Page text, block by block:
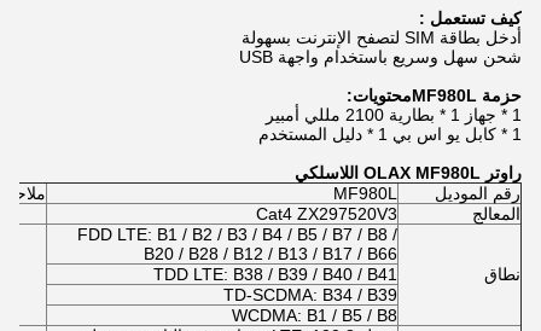
كيف تستعمل :
أدخل بطاقة SIM لتصفح الإنترنت بسهولة
شحن سهل وسريع باستخدام واجهة USB
حزمة MF980L
محتويات:
1 * جهاز 1 * بطارية 2100 مللي أمبير
1 * كابل يو اس بي 1 * دليل المستخدم
راوتر OLAX MF980L اللاسلكي
رقم الموديل
MF980L
المعالج
Cat4 ZX297520V3
نطاق
FDD LTE: B1 / B2 / B3 / B4 / B5 / B7 / B8 /
B20 / B28 / B12 / B13 / B17 / B66
TDD LTE: B38 / B39 / B40 / B41
TD-SCDMA: B34 / B39
WCDMA: B1 / B5 / B8